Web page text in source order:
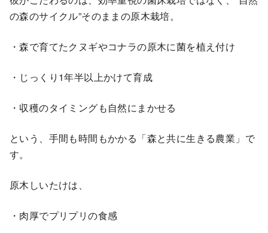
の森のサイクル”そのままの原木栽培。
・森で育てたクヌギやコナラの原木に菌を植え付け
・じっくり1年半以上かけて育成
・収穫のタイミングも自然にまかせる
という、手間も時間もかかる「森と共に生きる農業」で
す。
原木しいたけは、
・肉厚でプリプリの食感